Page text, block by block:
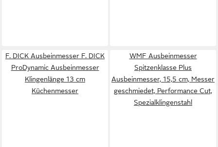
F. DICK Ausbeinmesser F. DICK
ProDynamic Ausbeinmesser
Klingenlänge 13 cm
Küchenmesser
WMF Ausbeinmesser
Spitzenklasse Plus
Ausbeinmesser, 15,5 cm, Messer
geschmiedet, Performance Cut,
Spezialklingenstahl